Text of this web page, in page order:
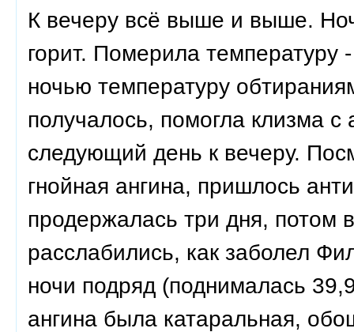
К вечеру всё выше и выше.
горит. Померила
ночью температуру
получалось, помогла клизма
следующий день к вечеру.
гнойная ангина, пришлось
продержалась три дня, потом
расслабились, как заболел
ночи подряд (поднималась
ангина была катаральная,